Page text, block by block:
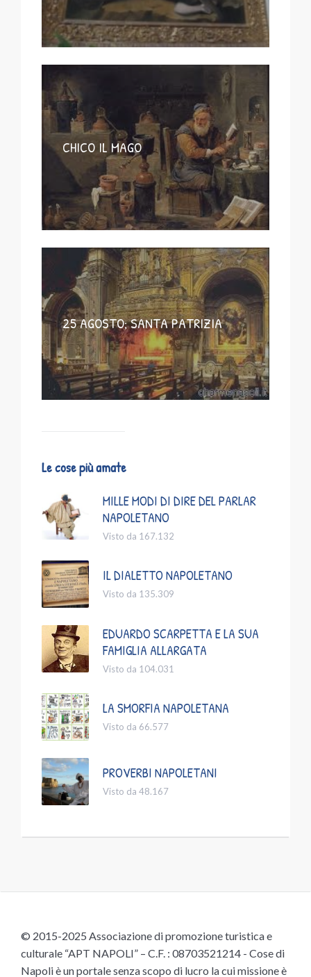
CHICO IL MAGO
25 AGOSTO; SANTA PATRIZIA
Le cose più amate
MILLE MODI DI DIRE DEL PARLAR
NAPOLETANO
Visto da 167.132
IL DIALETTO NAPOLETANO
Visto da 135.309
EDUARDO SCARPETTA E LA SUA
FAMIGLIA ALLARGATA
Visto da 104.031
LA SMORFIA NAPOLETANA
Visto da 66.577
PROVERBI NAPOLETANI
Visto da 48.167
© 2015-2025 Associazione di promozione turistica e
culturale “APT NAPOLI” – C.F. : 08703521214 - Cose di
Napoli è un portale senza scopo di lucro la cui missione è